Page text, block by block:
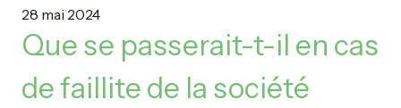
28 mai 2024
Que se passerait-t-il en cas
de faillite de la société